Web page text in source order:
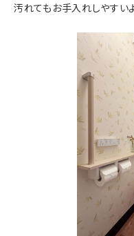
汚れてもお手入れしやすい